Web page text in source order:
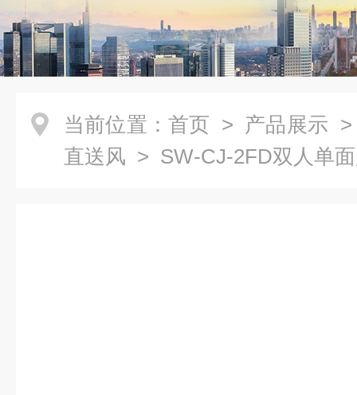
当前位置： 首页 > 产品展示
直送风 > SW-CJ-2FD双人单